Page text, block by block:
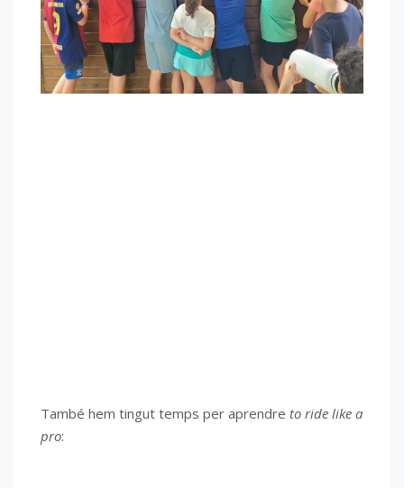
També hem tingut temps per aprendre to ride like a
pro: